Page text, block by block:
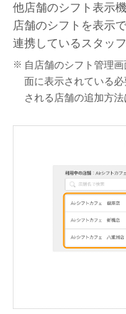
他店舗のシフト表示
店舗のシフトを表示
連携しているスタッ
自店舗のシフト管理
面に表示されている
される店舗の追加方法